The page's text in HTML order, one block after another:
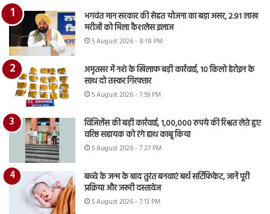
भगवंत मान सरकार की सेहत योजना का बड़ा असर, 2.91 लाख
मरीजों को मिला कैशलेस इलाज
5 August 2026 - 8:18 PM
अमृतसर में नशे के खिलाफ बड़ी कार्रवाई, 10 किलो हेरोइन के
साथ दो तस्कर गिरफ्तार
5 August 2026 - 7:59 PM
विजिलेंस की बड़ी कार्रवाई, 1,00,000 रुपये की रिश्वत लेते हुए
वरिष्ठ सहायक को रंगे हाथ काबू किया
5 August 2026 - 7:27 PM
बच्चे के जन्म के बाद तुरंत बनवाएं बर्थ सर्टिफिकेट, जानें पूरी
प्रक्रिया और जरूरी दस्तावेज
5 August 2026 - 7:13 PM